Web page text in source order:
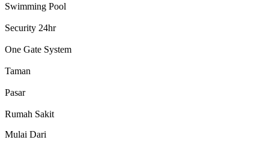
Swimming Pool
Security 24hr
One Gate System
Taman
Pasar
Rumah Sakit
Mulai Dari